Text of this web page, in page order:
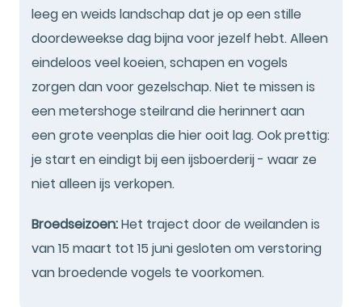
leeg en weids landschap dat je op een stille
doordeweekse dag bijna voor jezelf hebt. Alleen
eindeloos veel koeien, schapen en vogels
zorgen dan voor gezelschap. Niet te missen is
een metershoge steilrand die herinnert aan
een grote veenplas die hier ooit lag. Ook prettig:
je start en eindigt bij een ijsboerderij - waar ze
niet alleen ijs verkopen.
Broedseizoen:Het traject door de weilanden is
van 15 maart tot 15 juni gesloten om verstoring
van broedende vogels te voorkomen.